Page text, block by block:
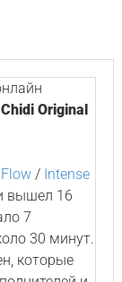
Original
/ Intense
вышел 16
7
30 минут.
которые